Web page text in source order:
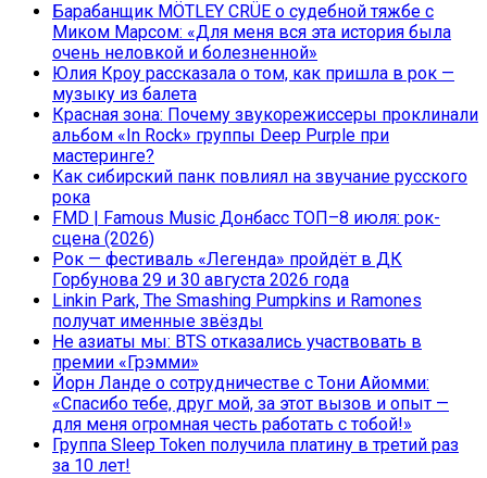
Барабанщик MÖTLEY CRÜE о судебной тяжбе с
Миком Марсом: «Для меня вся эта история была
очень неловкой и болезненной»
Юлия Кроу рассказала о том, как пришла в рок —
музыку из балета
Красная зона: Почему звукорежиссеры проклинали
альбом «In Rock» группы Deep Purple при
мастеринге?
Как сибирский панк повлиял на звучание русского
рока
FMD | Famous Music Донбасс ТОП–8 июля: рок-
сцена (2026)
Рок — фестиваль «Легенда» пройдёт в ДК
Горбунова 29 и 30 августа 2026 года
Linkin Park, The Smashing Pumpkins и Ramones
получат именные звёзды
Не азиаты мы: BTS отказались участвовать в
премии «Грэмми»
Йорн Ланде о сотрудничестве с Тони Айомми:
«Спасибо тебе, друг мой, за этот вызов и опыт —
для меня огромная честь работать с тобой!»
Группа Sleep Token получила платину в третий раз
за 10 лет!